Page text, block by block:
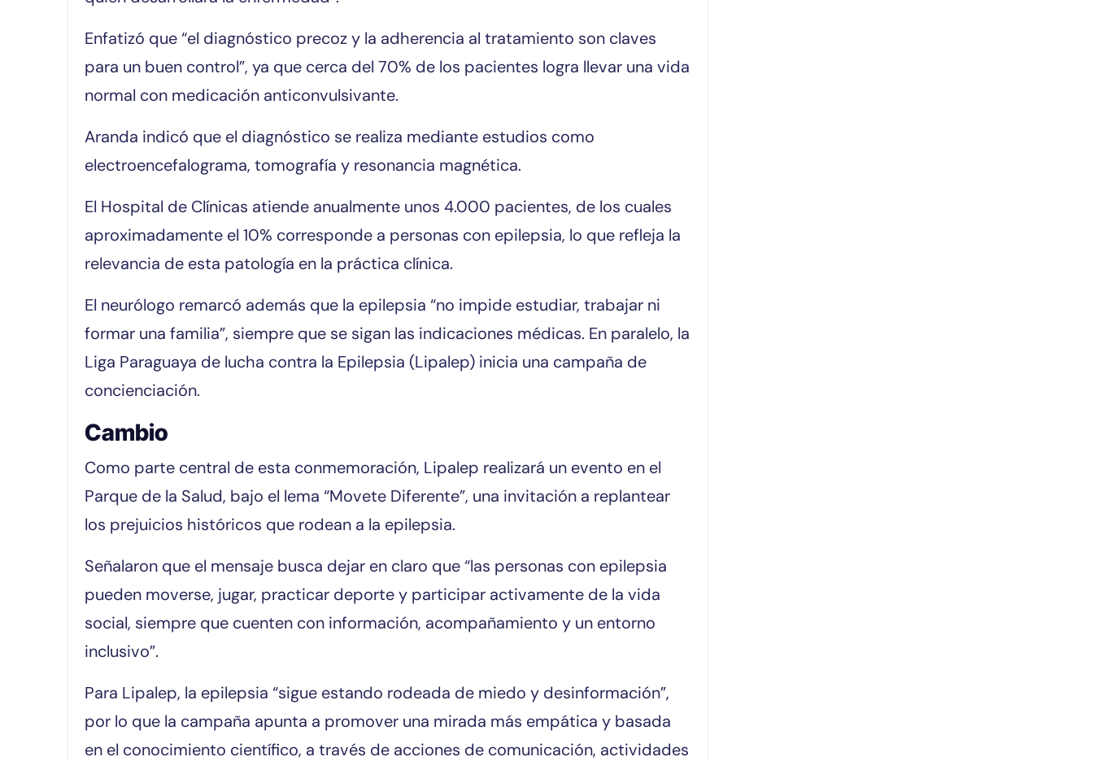
Enfatizó que “el diagnóstico precoz y la adherencia al tratamiento son claves
para un buen control”, ya que cerca del 70% de los pacientes logra llevar una vida
normal con medicación anticonvulsivante.
Aranda indicó que el diagnóstico se realiza mediante estudios como
electroencefalograma, tomografía y resonancia magnética.
El Hospital de Clínicas atiende anualmente unos 4.000 pacientes, de los cuales
aproximadamente el 10% corresponde a personas con epilepsia, lo que refleja la
relevancia de esta patología en la práctica clínica.
El neurólogo remarcó además que la epilepsia “no impide estudiar, trabajar ni
formar una familia”, siempre que se sigan las indicaciones médicas. En paralelo, la
Liga Paraguaya de lucha contra la Epilepsia (Lipalep) inicia una campaña de
concienciación.
Cambio
Como parte central de esta conmemoración, Lipalep realizará un evento en el
Parque de la Salud, bajo el lema “Movete Diferente”, una invitación a replantear
los prejuicios históricos que rodean a la epilepsia.
Señalaron que el mensaje busca dejar en claro que “las personas con epilepsia
pueden moverse, jugar, practicar deporte y participar activamente de la vida
social, siempre que cuenten con información, acompañamiento y un entorno
inclusivo”.
Para Lipalep, la epilepsia “sigue estando rodeada de miedo y desinformación”,
por lo que la campaña apunta a promover una mirada más empática y basada
en el conocimiento científico, a través de acciones de comunicación, actividades